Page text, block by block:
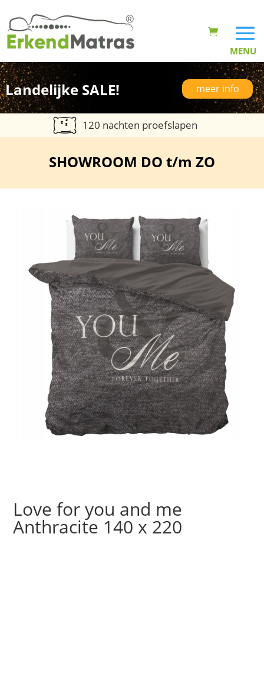
Landelijke SALE! meer info
120 nachten proefslapen
SHOWROOM DO t/m ZO
Love for you and me
Anthracite 140 x 220